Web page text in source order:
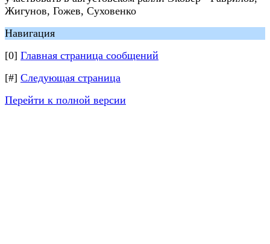
Жигунов, Гожев, Суховенко
Навигация
[0] Главная страница сообщений
[#] Следующая страница
Перейти к полной версии